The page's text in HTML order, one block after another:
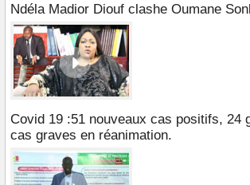
Ndéla Madior Diouf clashe Oumane
Covid 19 :51 nouveaux cas positifs, 24
cas graves en réanimation.